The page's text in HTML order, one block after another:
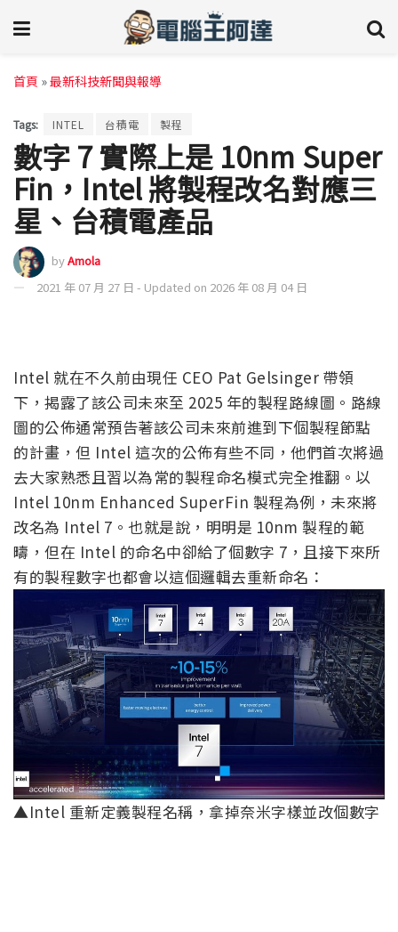
首頁 »最新科技新聞與報導
Tags: INTEL 台積電 製程
數字 7 實際上是 10nm Super
Fin，Intel 將製程改名對應三
星、台積電產品
byAmola
2021 年 07 月 27 日 - Updated on 2026 年 08 月 04 日
Intel 就在不久前由現任 CEO Pat Gelsinger 帶領
下，揭露了該公司未來至 2025 年的製程路線圖。路線
圖的公佈通常預告著該公司未來前進到下個製程節點
的計畫，但 Intel 這次的公佈有些不同，他們首次將過
去大家熟悉且習以為常的製程命名模式完全推翻。以
Intel 10nm Enhanced SuperFin 製程為例，未來將
改名為 Intel 7。也就是說，明明是 10nm 製程的範
疇，但在 Intel 的命名中卻給了個數字 7，且接下來所
有的製程數字也都會以這個邏輯去重新命名：
▲Intel 重新定義製程名稱，拿掉奈米字樣並改個數字